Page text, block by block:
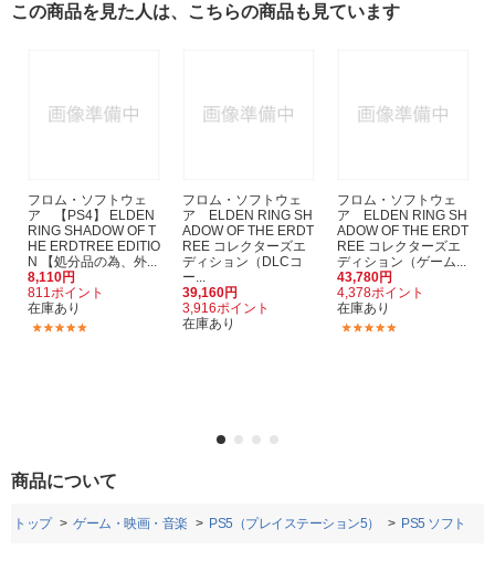
この商品を見た人は、こちらの商品も見ています
フロム・ソフトウェ
ア 【PS4】 ELDEN
RING SHADOW OF T
HE ERDTREE EDITIO
N 【処分品の為、外...
8,110円
811ポイント
在庫あり
フロム・ソフトウェ
ア ELDEN RING SH
ADOW OF THE ERDT
REE コレクターズエ
ディション（DLCコ
ー...
39,160円
3,916ポイント
在庫あり
フロム・ソフトウェ
ア ELDEN RING SH
ADOW OF THE ERDT
REE コレクターズエ
ディション（ゲーム...
43,780円
4,378ポイント
在庫あり
商品について
トップ ゲーム・映画・音楽 PS5（プレイステーション5） PS5 ソフト